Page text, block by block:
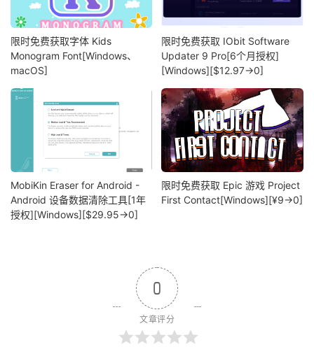
限时免费获取字体 Kids
Monogram Font[Windows、
macOS]
限时免费获取 IObit Software
Updater 9 Pro[6个月授权]
[Windows][$12.97→0]
MobiKin Eraser for Android -
Android 设备数据清除工具[1年
授权][Windows][$29.95→0]
限时免费获取 Epic 游戏 Project
First Contact[Windows][¥9→0]
0
文章评分